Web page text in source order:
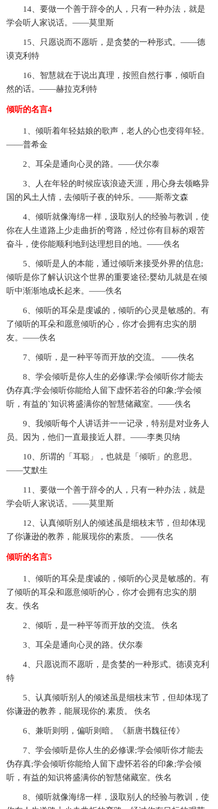
14、要做一个善于辞令的人，只有一种办法，就是
学会听人家说话。——莫里斯
15、只愿说而不愿听，是贪婪的一种形式。——德
谟克利特
16、智慧就在于说出真理，按照自然行事，倾听自
然的话。——赫拉克利特
倾听的名言4
1、倾听着年轻姑娘的歌声，老人的心也变得年轻。
——普希金
2、耳朵是通向心灵的路。——伏尔泰
3、人在年轻的时候应该浪迹天涯，用心身去领略异
国的风土人情，去倾听子夜的钟乐。——斯蒂文森
4、倾听就像海绵一样，汲取别人的经验与教训，使
你在人生道路上少走曲折的弯路，经过你有目标的艰苦
奋斗，使你能顺利地到达理想目的地。——佚名
5、倾听是人的本能，通过倾听来接受外界的信息;
倾听是你了解认识这个世界的重要途径;婴幼儿就是在倾
听中渐渐地成长起来。——佚名
6、倾听的耳朵是虔诚的，倾听的心灵是敏感的。有
了倾听的耳朵和愿意倾听的心，你才会拥有忠实的朋
友。——佚名
7、倾听，是一种平等而开放的交流。 ——佚名
8、学会倾听是你人生的必修课;学会倾听你才能去
伪存真;学会倾听你能给人留下虚怀若谷的印象;学会倾
听，有益的`知识将盛满你的智慧储藏室。——佚名
9、我倾听每个人讲话并一一记录，特别是对业务人
员。因为，他们一直最接近人群。——李奥贝纳
10、所谓的「耳聪」，也就是「倾听」的意思。
——艾默生
11、要做一个善于辞令的人，只有一种办法，就是
学会听人家说话。——莫里斯
12、认真倾听别人的倾述虽是细枝末节，但却体现
了你谦逊的教养，能展现你的素质。 ——佚名
倾听的名言5
1、倾听的耳朵是虔诚的，倾听的心灵是敏感的。有
了倾听的耳朵和愿意倾听的心，你才会拥有忠实的朋
友。佚名
2、倾听，是一种平等而开放的交流。 佚名
3、耳朵是通向心灵的路。伏尔泰
4、只愿说而不愿听，是贪婪的一种形式。德谟克利
特
5、认真倾听别人的倾述虽是细枝末节，但却体现了
你谦逊的教养，能展现你的.素质。 佚名
6、兼听则明，偏听则暗。《新唐书魏征传》
7、学会倾听是你人生的必修课;学会倾听你才能去
伪存真;学会倾听你能给人留下虚怀若谷的印象;学会倾
听，有益的知识将盛满你的智慧储藏室。佚名
8、倾听就像海绵一样，汲取别人的经验与教训，使